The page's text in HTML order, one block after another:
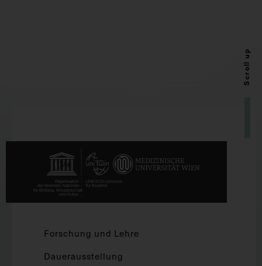
Scroll up
Forschung und Lehre
Dauerausstellung